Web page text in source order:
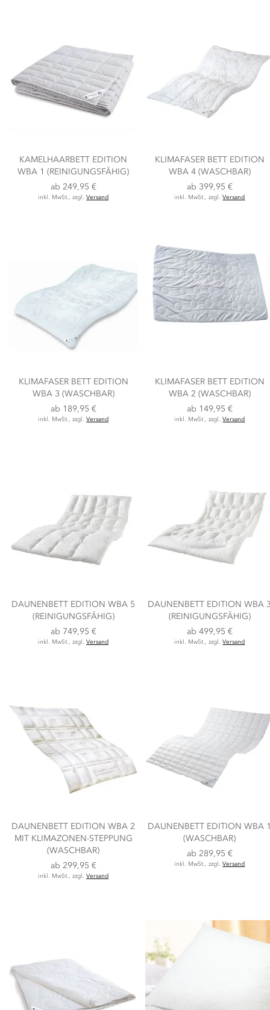
KAMELHAARBETT EDITION
WBA 1 (REINIGUNGSFÄHIG)
ab 249,95 €
inkl. MwSt., zzgl. Versand
KLIMAFASER BETT EDITION
WBA 4 (WASCHBAR)
ab 399,95 €
inkl. MwSt., zzgl.Versand
KLIMAFASER BETT EDITION
WBA 3 (WASCHBAR)
ab 189,95 €
inkl. MwSt., zzgl. Versand
KLIMAFASER BETT EDITION
WBA 2 (WASCHBAR)
ab 149,95 €
inkl. MwSt., zzgl.Versand
DAUNENBETT EDITION WBA 5
(REINIGUNGSFÄHIG)
ab 749,95 €
inkl. MwSt., zzgl. Versand
DAUNENBETT EDITION WBA
(REINIGUNGSFÄHIG)
ab 499,95 €
inkl. MwSt., zzgl.Versand
DAUNENBETT EDITION WBA 2
MIT KLIMAZONEN-STEPPUNG
(WASCHBAR)
ab 299,95 €
inkl. MwSt., zzgl. Versand
DAUNENBETT EDITION WBA
(WASCHBAR)
ab 289,95 €
inkl. MwSt., zzgl.Versand